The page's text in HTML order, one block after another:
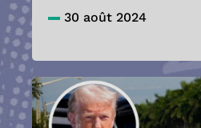
30 août 2024